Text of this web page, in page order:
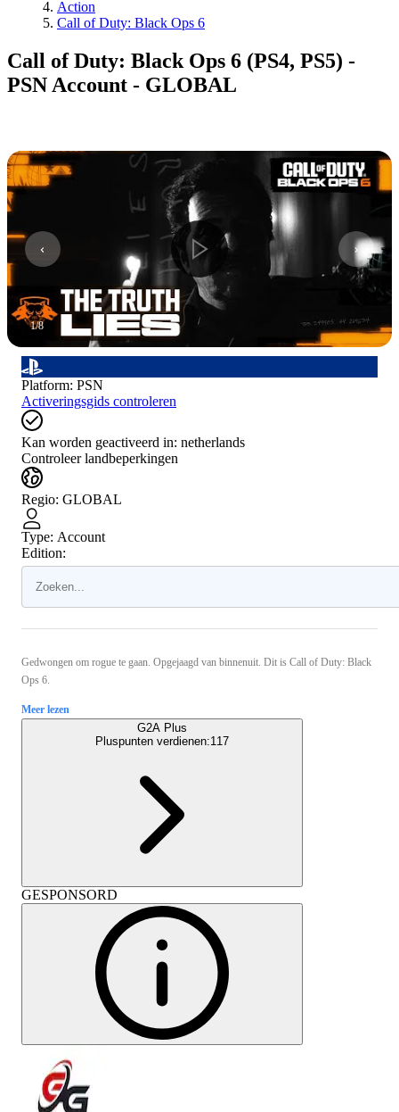
Action
Call of Duty: Black Ops 6
Call of Duty: Black Ops 6 (PS4, PS5) -
PSN Account - GLOBAL
1/8
Platform: PSN
Activeringsgids controleren
Kan worden geactiveerd in: netherlands
Controleer landbeperkingen
Regio: GLOBAL
Type: Account
Edition:
Gedwongen om rogue te gaan. Opgejaagd van binnenuit. Dit is Call of Duty: Black
Ops 6.
Meer lezen
G2A Plus
Pluspunten verdienen:117
GESPONSORD